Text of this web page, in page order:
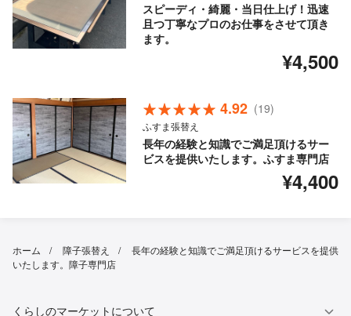
スピーディ・綺麗・当日仕上げ！迅速
且つ丁寧なプロのお仕事をさせて頂き
ます。
¥4,500
4.92 (19)
ふすま張替え
長年の経験と知識でご満足頂けるサー
ビスを提供いたします。ふすま専門店
¥4,400
ホーム 障子張替え
長年の経験と知識でご満足頂けるサービスを提供
いたします。障子専門店
くらしのマーケットについて